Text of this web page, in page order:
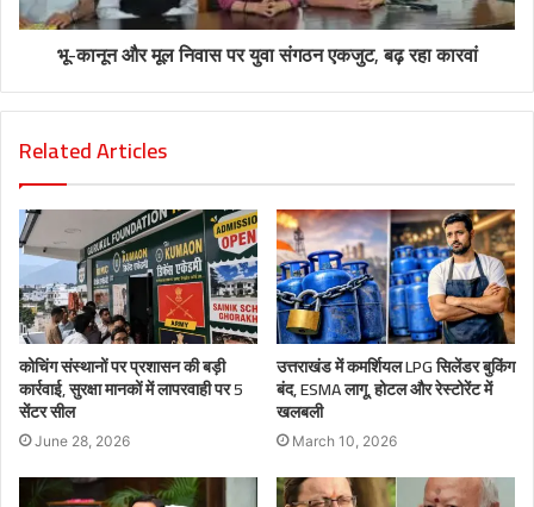
भू-कानून और मूल निवास पर युवा संगठन एकजुट, बढ़ रहा कारवां
Related Articles
कोचिंग संस्थानों पर प्रशासन की बड़ी
कार्रवाई, सुरक्षा मानकों में लापरवाही पर 5
सेंटर सील
June 28, 2026
उत्तराखंड में कमर्शियल LPG सिलेंडर बुकिंग
बंद, ESMA लागू, होटल और रेस्टोरेंट में
खलबली
March 10, 2026